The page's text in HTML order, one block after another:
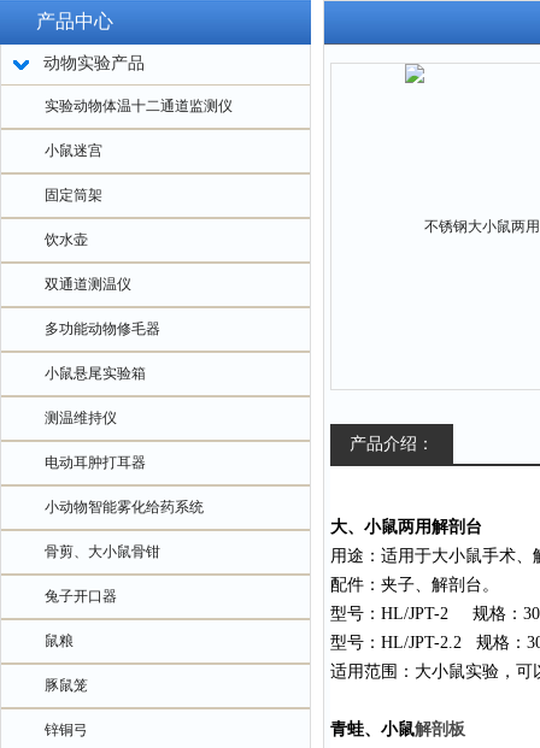
产品中心
动物实验产品
实验动物体温十二通道监测仪
小鼠迷宫
固定筒架
饮水壶
双通道测温仪
多功能动物修毛器
小鼠悬尾实验箱
测温维持仪
电动耳肿打耳器
小动物智能雾化给药系统
骨剪、大小鼠骨钳
兔子开口器
鼠粮
豚鼠笼
锌铜弓
产品介绍：
大、小鼠两用解剖台
用途：适用于大小鼠手术、
配件：夹子、解剖台。
型号：HL/JPT-2 规格：
型号：HL/JPT-2.2 规格：
适用范围：大小鼠实验，
青蛙、小鼠解剖板